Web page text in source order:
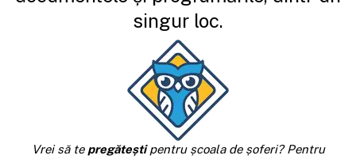
singur loc.
Vrei să te pregăteștipentru școala de șoferi? Pentru